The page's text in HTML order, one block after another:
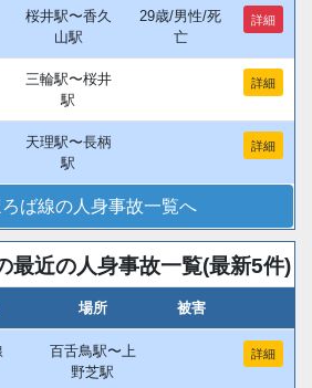
桜井駅〜香久
山駅
29歳/男性/死
亡
詳細
三輪駅〜桜井
駅
詳細
天理駅〜長柄
駅
詳細
ば線の人身事故一覧へ
最近の人身事故一覧(最新5件)
場所 被害
百舌鳥駅〜上
野芝駅
詳細